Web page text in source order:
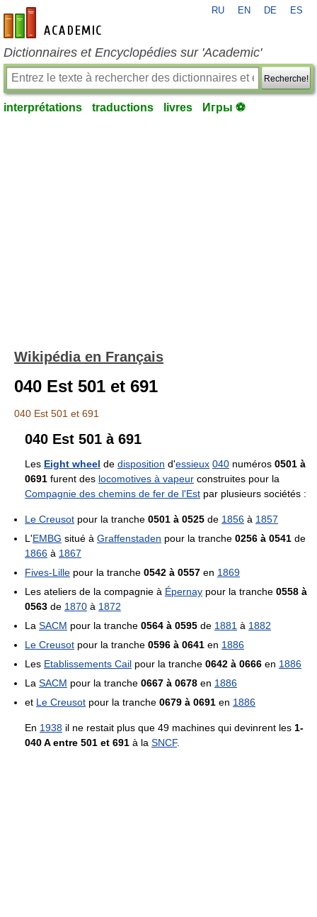
fr-academic.com
RU EN DE ES
Dictionnaires et Encyclopédies sur 'Academic'
Recherche!
interprétations traductions livres Игры ⚽
Wikipédia en Français
040 Est 501 et 691
040 Est 501 et 691
040 Est 501 à 691
Les Eight wheel de disposition d'essieux 040 numéros 0501 à
0691 furent des locomotives à vapeur construites pour la
Compagnie des chemins de fer de l'Est par plusieurs sociétés :
Le Creusot pour la tranche 0501 à 0525 de 1856 à 1857
L'EMBG situé à Graffenstaden pour la tranche 0256 à 0541 de
1866 à 1867
Fives-Lille pour la tranche 0542 à 0557 en 1869
Les ateliers de la compagnie à Épernay pour la tranche 0558 à
0563 de 1870 à 1872
La SACM pour la tranche 0564 à 0595 de 1881 à 1882
Le Creusot pour la tranche 0596 à 0641 en 1886
Les Etablissements Cail pour la tranche 0642 à 0666 en 1886
La SACM pour la tranche 0667 à 0678 en 1886
et Le Creusot pour la tranche 0679 à 0691 en 1886
En 1938 il ne restait plus que 49 machines qui devinrent les 1-
040 A entre 501 et 691 à la SNCF.